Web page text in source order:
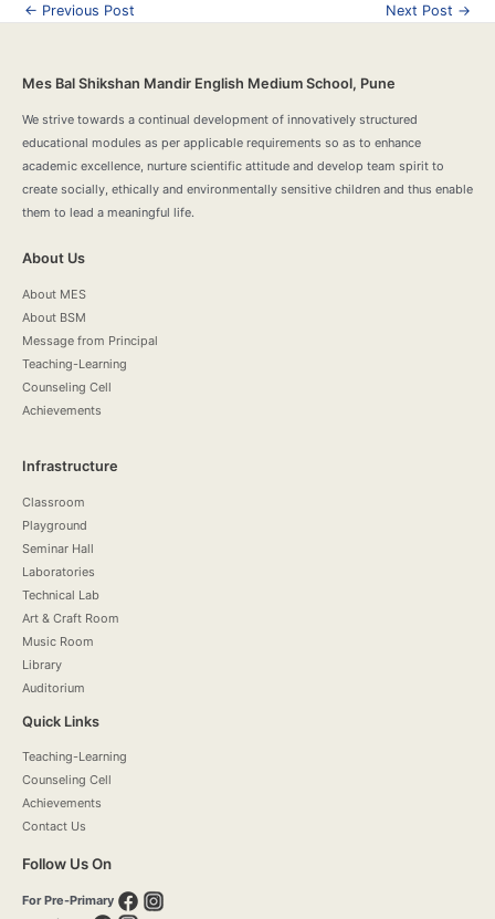
Post
← Previous Post Next Post →
Mes Bal Shikshan Mandir English Medium School, Pune
We strive towards a continual development of innovatively structured
educational modules as per applicable requirements so as to enhance
academic excellence, nurture scientific attitude and develop team spirit to
create socially, ethically and environmentally sensitive children and thus enable
them to lead a meaningful life.
About Us
About MES
About BSM
Message from Principal
Teaching-Learning
Counseling Cell
Achievements
Infrastructure
Classroom
Playground
Seminar Hall
Laboratories
Technical Lab
Art & Craft Room
Music Room
Library
Auditorium
Quick Links
Teaching-Learning
Counseling Cell
Achievements
Contact Us
Follow Us On
For Pre-Primary